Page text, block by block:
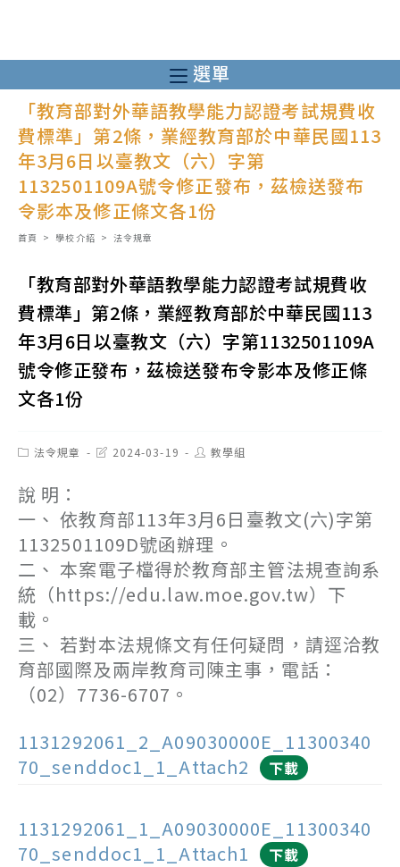
至
主
內
容
選單
「教育部對外華語教學能力認證考試規費收
費標準」第2條，業經教育部於中華民國113
年3月6日以臺教文（六）字第
1132501109A號令修正發布，茲檢送發布
令影本及修正條文各1份
首頁 > 學校介紹 > 法令規章
「教育部對外華語教學能力認證考試規費收
費標準」第2條，業經教育部於中華民國113
年3月6日以臺教文（六）字第1132501109A
號令修正發布，茲檢送發布令影本及修正條
文各1份
Post法令規章
Post2024-03-19
Post教學組
說 明：
一、 依教育部113年3月6日臺教文(六)字第
1132501109D號函辦理。
二、 本案電子檔得於教育部主管法規查詢系
統（https://edu.law.moe.gov.tw）下
載。
三、 若對本法規條文有任何疑問，請逕洽教
育部國際及兩岸教育司陳主事，電話：
（02）7736-6707。
1131292061_2_A09030000E_11300340
70_senddoc1_1_Attach2
下載
1131292061_1_A09030000E_11300340
70_senddoc1_1_Attach1
下載